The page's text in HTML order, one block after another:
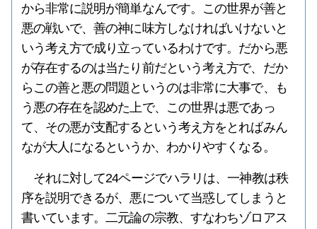
から非常に説明が簡単なんです。この世界が善と
悪の戦いで、善の神に味方しなければいけないと
いう考え方で成り立っているわけです。だから悪
が存在するのは当たり前だという考え方で、だか
らこの善と悪の問題というのは非常に大事で、も
う悪の存在を認めた上で、この世界は悪であっ
て、その悪が支配するという考え方をとればみん
なが大人になるというか、わかりやすくなる。
それに対して24ページでハラリは、一神教は秩
序を説明できるが、悪について当惑してしまうと
書いています。二元論の宗教、すなわちゾロアス